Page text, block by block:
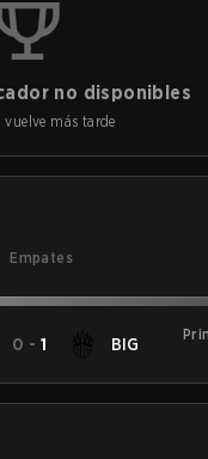
no disponibles
vuelve más tarde
Empates
0 - 1 BIG